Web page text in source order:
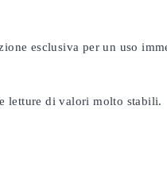
esclusiva per un uso
letture di valori molto stabili.